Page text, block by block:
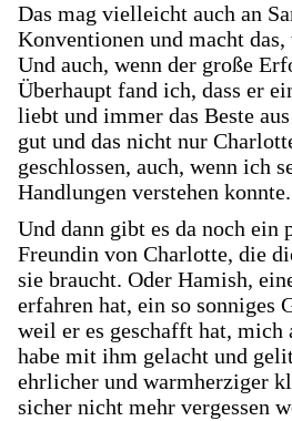
Das mag vielleicht auch an
Konventionen und macht
Und auch, wenn der große
Überhaupt fand ich, dass er
liebt und immer das Beste
gut und das nicht nur
geschlossen, auch, wenn ich
Handlungen verstehen konnte.
Und dann gibt es da noch ein
Freundin von Charlotte, die
sie braucht. Oder Hamish,
erfahren hat, ein so
weil er es geschafft hat,
habe mit ihm gelacht und
ehrlicher und warmherziger
sicher nicht mehr vergessen